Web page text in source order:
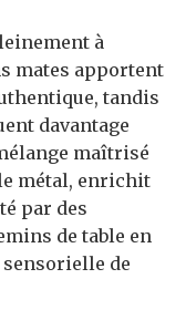
à
mates apportent
tandis
davantage
maîtrisé
métal, enrichit
par des
de table en
de